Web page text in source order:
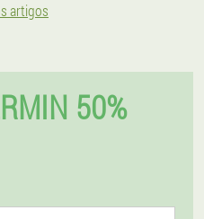
artigos
50%